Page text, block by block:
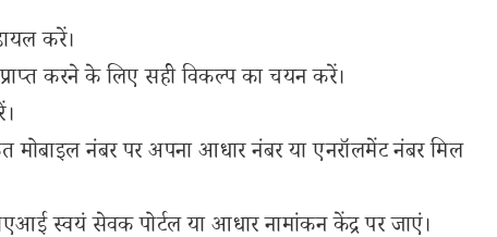
करें।
करने के लिए सही विकल्प का चयन करें।
मोबाइल नंबर पर अपना आधार नंबर या एनरॉलमेंट नंबर मिल
स्वयं सेवक पोर्टल या आधार नामांकन केंद्र पर जाएं।